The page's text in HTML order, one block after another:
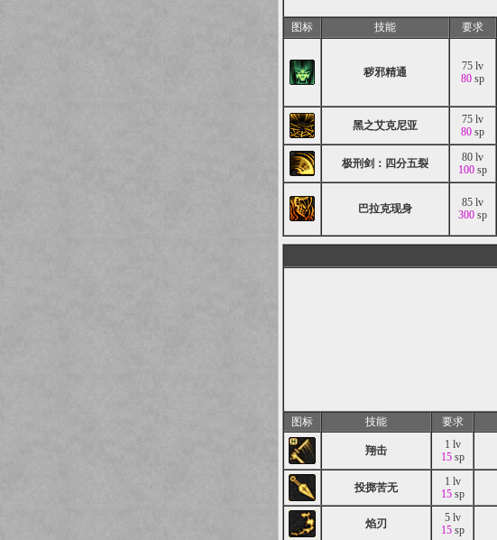
图标 技能 要求
秽邪精通
75 lv
80 sp
黑之艾克尼亚
75 lv
80 sp
极刑剑：四分五裂
80 lv
100 sp
巴拉克现身
85 lv
300 sp
图标 技能 要求
翔击
1 lv
15sp
投掷苦无
1 lv
15sp
焰刃
5 lv
15sp